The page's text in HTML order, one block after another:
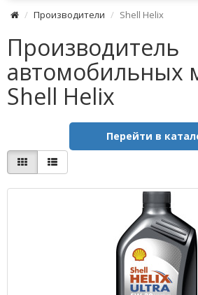
Производители Shell Helix
Производитель
автомобильных
Shell Helix
Перейти в